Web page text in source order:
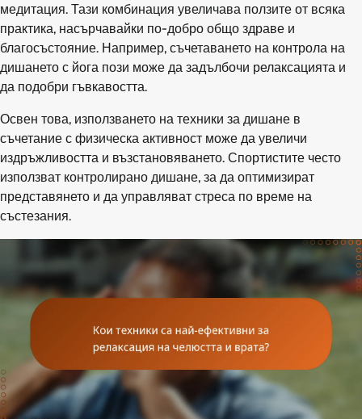
медитация. Тази комбинация увеличава ползите от всяка
практика, насърчавайки по-добро общо здраве и
благосъстояние. Например, съчетаването на контрола на
дишането с йога пози може да задълбочи релаксацията и
да подобри гъвкавостта.
Освен това, използването на техники за дишане в
съчетание с физическа активност може да увеличи
издръжливостта и възстановяването. Спортистите често
използват контролирано дишане, за да оптимизират
представянето и да управляват стреса по време на
състезания.